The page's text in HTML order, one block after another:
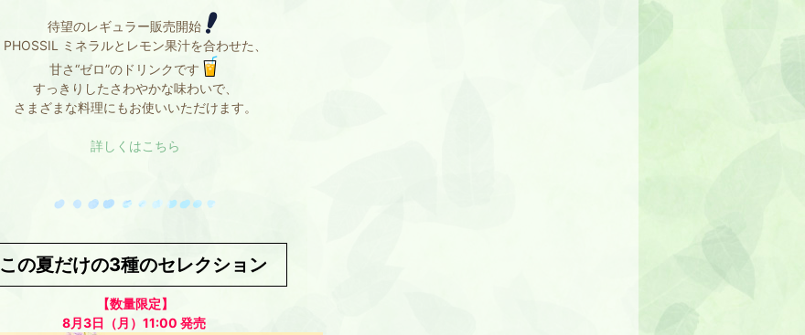
待望のレギュラー販売開始
PHOSSIL ミネラルとレモン果汁を合わせた、
甘さ“ゼロ”のドリンクです
すっきりしたさわやかな味わいで、
さまざまな料理にもお使いいただけます。
詳しくはこちら
この夏だけの3種のセレクション
【数量限定】
8月3日（月）11:00 発売